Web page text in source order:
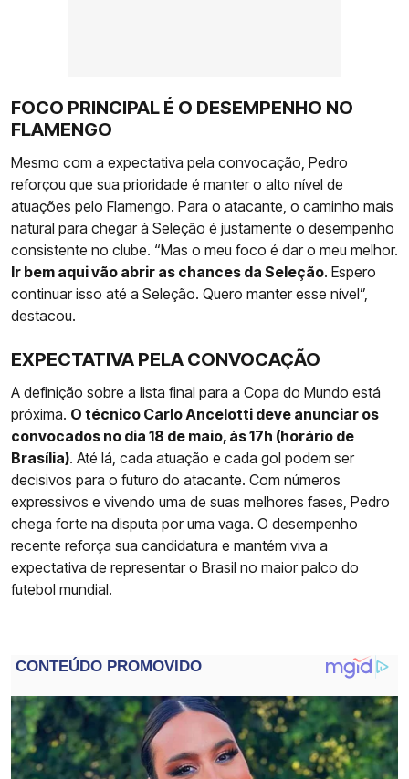
FOCO PRINCIPAL É O DESEMPENHO NO
FLAMENGO
Mesmo com a expectativa pela convocação, Pedro
reforçou que sua prioridade é manter o alto nível de
atuações pelo Flamengo. Para o atacante, o caminho mais
natural para chegar à Seleção é justamente o desempenho
consistente no clube. “Mas o meu foco é dar o meu melhor.
Ir bem aqui vão abrir as chances da Seleção. Espero
continuar isso até a Seleção. Quero manter esse nível”,
destacou.
EXPECTATIVA PELA CONVOCAÇÃO
A definição sobre a lista final para a Copa do Mundo está
próxima. O técnico Carlo Ancelotti deve anunciar os
convocados no dia 18 de maio, às 17h (horário de
Brasília). Até lá, cada atuação e cada gol podem ser
decisivos para o futuro do atacante. Com números
expressivos e vivendo uma de suas melhores fases, Pedro
chega forte na disputa por uma vaga. O desempenho
recente reforça sua candidatura e mantém viva a
expectativa de representar o Brasil no maior palco do
futebol mundial.